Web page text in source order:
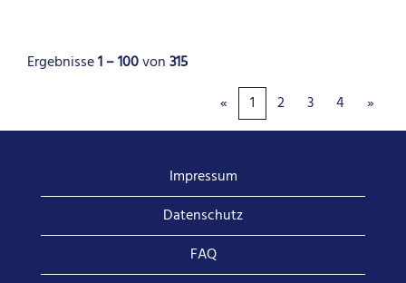
Ergebnisse1 – 100von315
«
1 2 3 4 »
Impressum
Datenschutz
FAQ